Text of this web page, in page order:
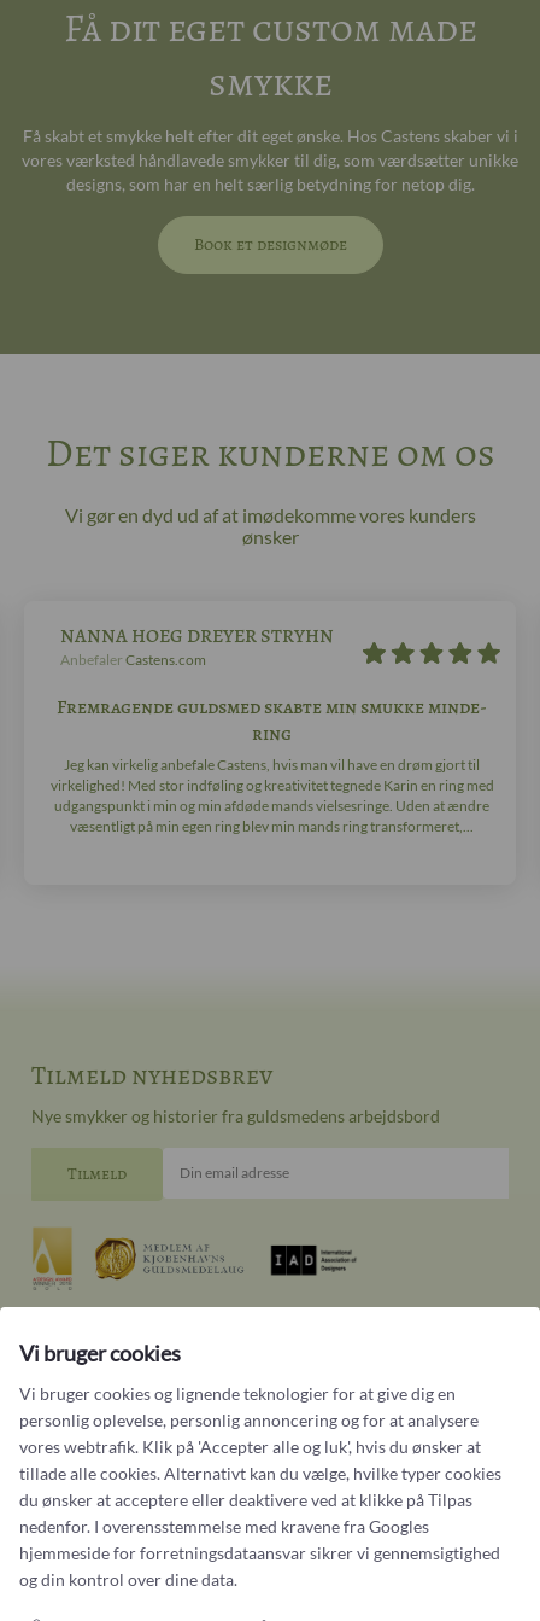
Få dit eget custom made
smykke
Få skabt et smykke helt efter dit eget ønske. Hos Castens skaber vi i
vores værksted håndlavede smykker til dig, som værdsætter unikke
designs, som har en helt særlig betydning for netop dig.
Book et designmøde
Det siger kunderne om os
Vi gør en dyd ud af at imødekomme vores kunders
ønsker
NANNA HOEG DREYER STRYHN
Anbefaler Castens.com
Fremragende guldsmed skabte min smukke minde-
ring
Jeg kan virkelig anbefale Castens, hvis man vil have en drøm gjort til
virkelighed! Med stor indføling og kreativitet tegnede Karin en ring med
udgangspunkt i min og min afdøde mands vielsesringe. Uden at ændre
væsentligt på min egen ring blev min mands ring transformeret,...
Kontakt
Du kan kontakte vores kundeservice på:
Tlf +45 32 20 04 44
design@castens.com
Telefon & mail besvares I tidsrummet:
Tirsdag – Fredag: 10.00 – 17.00
Lørdag: 11:00 – 15:00
Tilmeld nyhedsbrev
Nye smykker og historier fra guldsmedens arbejdsbord
Din email adresse
Vi bruger cookies
Vi bruger cookies og lignende teknologier for at give dig en
personlig oplevelse, personlig annoncering og for at analysere
vores webtrafik. Klik på 'Accepter alle og luk', hvis du ønsker at
tillade alle cookies. Alternativt kan du vælge, hvilke typer cookies
du ønsker at acceptere eller deaktivere ved at klikke på Tilpas
nedenfor. I overensstemmelse med kravene fraGoogles
hjemmeside for forretningsdataansvarsikrer vi gennemsigtighed
og din kontrol over dine data.